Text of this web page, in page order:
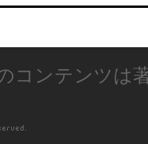
コンテンツは